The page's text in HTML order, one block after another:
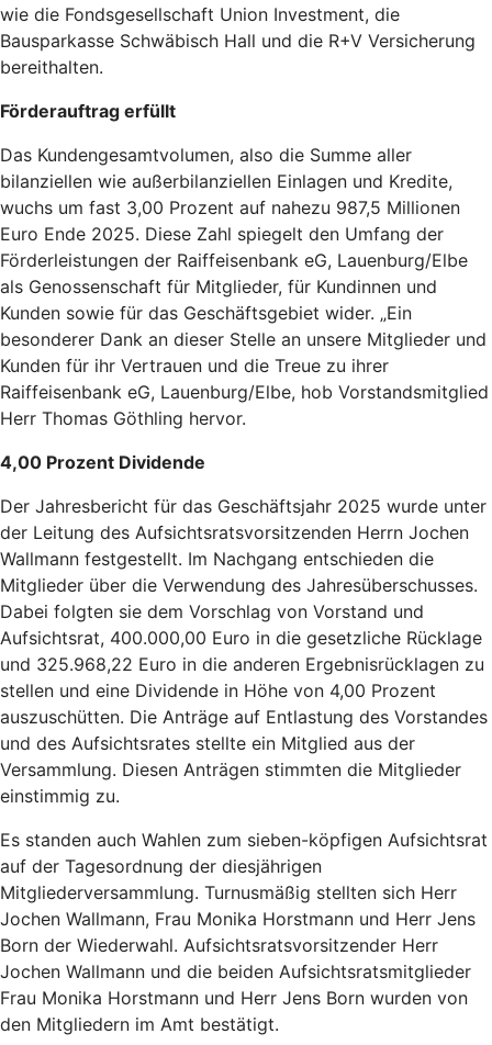
wie die Fondsgesellschaft Union Investment, die
Bausparkasse Schwäbisch Hall und die R+V Versicherung
bereithalten.
Förderauftrag erfüllt
Das Kundengesamtvolumen, also die Summe aller
bilanziellen wie außerbilanziellen Einlagen und Kredite,
wuchs um fast 3,00 Prozent auf nahezu 987,5 Millionen
Euro Ende 2025. Diese Zahl spiegelt den Umfang der
Förderleistungen der Raiffeisenbank eG, Lauenburg/Elbe
als Genossenschaft für Mitglieder, für Kundinnen und
Kunden sowie für das Geschäftsgebiet wider. „Ein
besonderer Dank an dieser Stelle an unsere Mitglieder und
Kunden für ihr Vertrauen und die Treue zu ihrer
Raiffeisenbank eG, Lauenburg/Elbe, hob Vorstandsmitglied
Herr Thomas Göthling hervor.
4,00 Prozent Dividende
Der Jahresbericht für das Geschäftsjahr 2025 wurde unter
der Leitung des Aufsichtsratsvorsitzenden Herrn Jochen
Wallmann festgestellt. Im Nachgang entschieden die
Mitglieder über die Verwendung des Jahresüberschusses.
Dabei folgten sie dem Vorschlag von Vorstand und
Aufsichtsrat, 400.000,00 Euro in die gesetzliche Rücklage
und 325.968,22 Euro in die anderen Ergebnisrücklagen zu
stellen und eine Dividende in Höhe von 4,00 Prozent
auszuschütten. Die Anträge auf Entlastung des Vorstandes
und des Aufsichtsrates stellte ein Mitglied aus der
Versammlung. Diesen Anträgen stimmten die Mitglieder
einstimmig zu.
Es standen auch Wahlen zum sieben-köpfigen Aufsichtsrat
auf der Tagesordnung der diesjährigen
Mitgliederversammlung. Turnusmäßig stellten sich Herr
Jochen Wallmann, Frau Monika Horstmann und Herr Jens
Born der Wiederwahl. Aufsichtsratsvorsitzender Herr
Jochen Wallmann und die beiden Aufsichtsratsmitglieder
Frau Monika Horstmann und Herr Jens Born wurden von
den Mitgliedern im Amt bestätigt.